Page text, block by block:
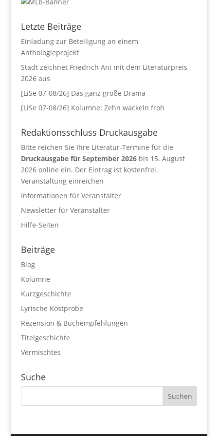
Letzte Beiträge
Einladung zur Beteiligung an einem
Anthologieprojekt
Stadt zeichnet Friedrich Ani mit dem Literaturpreis
2026 aus
[LiSe 07-08/26] Das ganz große Drama
[LiSe 07-08/26] Kolumne: Zehn wackeln froh
Redaktionsschluss Druckausgabe
Bitte reichen Sie Ihre Literatur-Termine für die
Druckausgabe für September 2026bis 15. August
2026 online ein. Der Eintrag ist kostenfrei.
Veranstaltung einreichen
Informationen für Veranstalter
Newsletter für Veranstalter
Hilfe-Seiten
Beiträge
Blog
Kolumne
Kurzgeschichte
Lyrische Kostprobe
Rezension & Buchempfehlungen
Titelgeschichte
Vermischtes
Suche